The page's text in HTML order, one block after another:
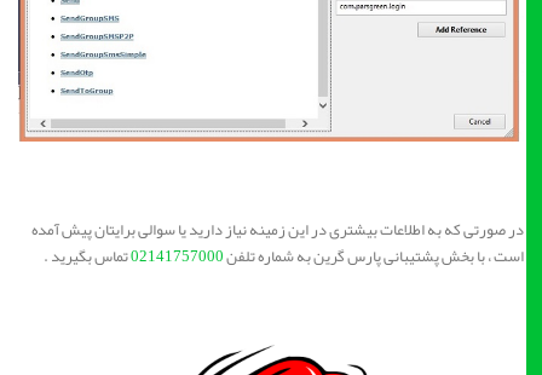
در صورتی که به اطلاعات بیشتری در این زمینه نیاز دارید یا سوالی برایتان پیش آمده
است ، با بخش پشتیبانی پارس گرین به شماره تلفن02141757000تماس بگیرید .